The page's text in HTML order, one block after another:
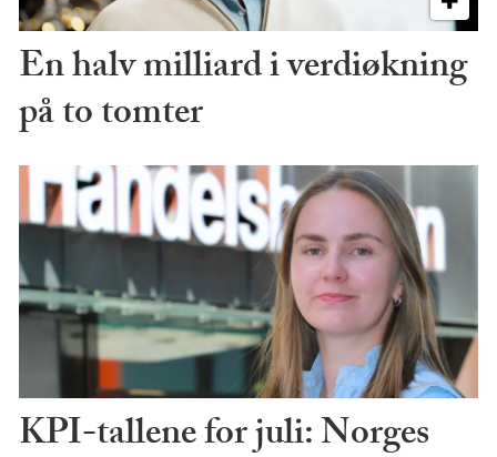
En halv milliard i verdiøkning
på to tomter
KPI-tallene for juli: Norges